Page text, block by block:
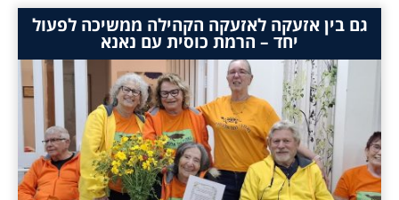
גם בין אזעקה לאזעקה הקהילה ממשיכה לפעול
יחד – הרמת כוסית עם נאנא